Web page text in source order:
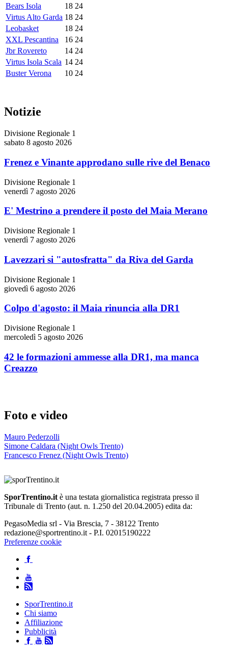
Bears Isola
18 24
Virtus Alto Garda 18 24
Leobasket
18 24
XXL Pescantina
16 24
Jbr Rovereto
14 24
Virtus Isola Scala 14 24
Buster Verona
10 24
Notizie
Divisione Regionale 1
sabato 8 agosto 2026
Frenez e Vinante approdano sulle rive del Benaco
Divisione Regionale 1
venerdì 7 agosto 2026
E' Mestrino a prendere il posto del Maia Merano
Divisione Regionale 1
venerdì 7 agosto 2026
Lavezzari si "autosfratta" da Riva del Garda
Divisione Regionale 1
giovedì 6 agosto 2026
Colpo d'agosto: il Maia rinuncia alla DR1
Divisione Regionale 1
mercoledì 5 agosto 2026
42 le formazioni ammesse alla DR1, ma manca
Creazzo
Foto e video
Mauro Pederzolli
Simone Caldara (Night Owls Trento)
Francesco Frenez (Night Owls Trento)
SporTrentino.it è una testata giornalistica registrata presso il
Tribunale di Trento (aut. n. 1.250 del 20.04.2005) edita da:
PegasoMedia srl - Via Brescia, 7 - 38122 Trento
redazione@sportrentino.it - P.I. 02015190222
Preferenze cookie
SporTrentino.it
Chi siamo
Affiliazione
Pubblicità